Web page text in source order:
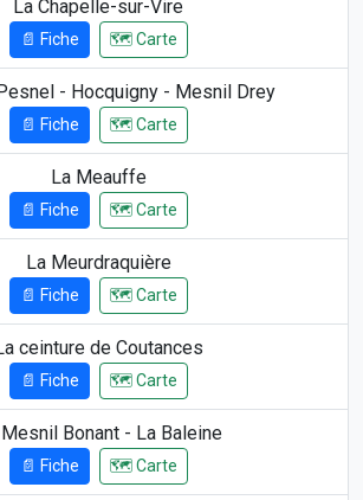
La Chapelle-sur-Vire
📄 Fiche 🗺️ Carte
- Hocquigny - Mesnil Drey
📄 Fiche 🗺️ Carte
La Meauffe
📄 Fiche 🗺️ Carte
La Meurdraquière
📄 Fiche 🗺️ Carte
ceinture de Coutances
📄 Fiche 🗺️ Carte
Bonant - La Baleine
📄 Fiche 🗺️ Carte